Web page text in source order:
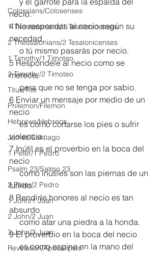
Colossians/Colosenses
1 Thessalonians/1 Tesalonicenses
2 Thessalonians/2 Tesalonicenses
1 Timothy/1 Timoteo
2 Timothy/2 Timoteo
Titus/Tito
Philemon/Filemon
Hebrews/Hebreos
James/Santiago
1 Peter/1 Pedro
Psalm 23/Salmo 23
2 Peter/2 Pedro
1 John/1 Juan
2 John/2 Juan
3 John/3 Juan
Revelation/Apocalipsis
necio.
4 No respondas al necio según su
necedad,
     o tú mismo pasarás por necio.
5 Respóndele al necio como se
merece,
     para que no se tenga por sabio.
6 Enviar un mensaje por medio de un
necio
     es como cortarse los pies o sufrir
violencia.
7 Inútil es el proverbio en la boca del
necio
     como inútiles son las piernas de un
tullido.
8 Rendirle honores al necio es tan
absurdo
     como atar una piedra a la honda.
9 El proverbio en la boca del necio
     es como espina en la mano del